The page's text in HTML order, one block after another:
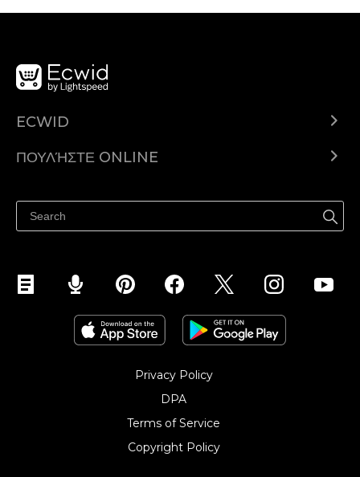
ECWID
Τιμολόγηση
ΠΟΥΛΉΣΤΕ ONLINE
Πουλήστε στο Facebook
Πουλήστε στο Instagram
Privacy Policy
DPA
Terms of Service
Copyright Policy‎